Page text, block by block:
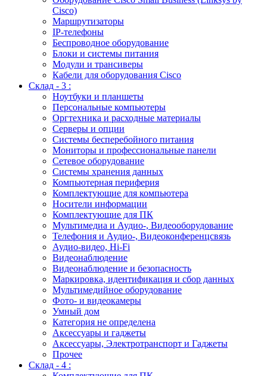
Cisco)
Маршрутизаторы
IP-телефоны
Беспроводное оборудование
Блоки и системы питания
Модули и трансиверы
Кабели для оборудования Cisco
Склад - 3 :
Ноутбуки и планшеты
Персональные компьютеры
Оргтехника и расходные материалы
Серверы и опции
Системы бесперебойного питания
Мониторы и профессиональные панели
Сетевое оборудование
Системы хранения данных
Компьютерная периферия
Комплектующие для компьютера
Носители информации
Комплектующие для ПК
Мультимедиа и Аудио-, Видеооборудование
Телефония и Аудио-, Видеоконференцсвязь
Аудио-видео, Hi-Fi
Видеонаблюдение
Видеонаблюдение и безопасность
Маркировка, идентификация и сбор данных
Мультимедийное оборудование
Фото- и видеокамеры
Умный дом
Категория не определена
Аксессуары и гаджеты
Аксессуары, Электротранспорт и Гаджеты
Прочее
Склад - 4 :